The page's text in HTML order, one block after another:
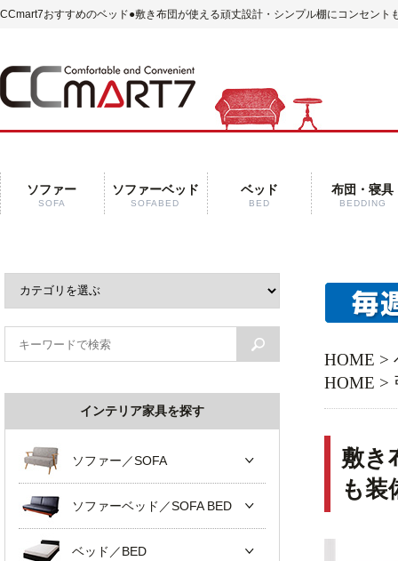
CCmart7おすすめのベッド●敷き布団が使える頑丈設計・シンプル棚にコンセン
ソファー
SOFA
ソファーベッド
SOFABED
ベッド
BED
布団・寝具
BEDDING
HOME >
HOME >
敷き
も装
インテリア家具を探す
ソファー／SOFA
ソファーベッド／SOFA BED
ベッド／BED